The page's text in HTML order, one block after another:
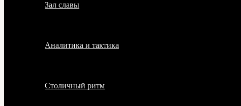
Зал славы
Аналитика и тактика
Столичный ритм